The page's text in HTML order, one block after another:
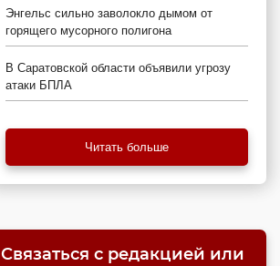
Энгельс сильно заволокло дымом от
горящего мусорного полигона
В Саратовской области объявили угрозу
атаки БПЛА
Читать больше
Связаться с редакцией или